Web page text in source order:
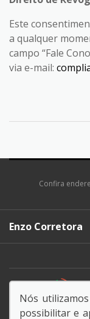
Este
a qualquer
campo “Fale
via e-mail:
Confira
Enzo Corretora
Nós
possibilitar e